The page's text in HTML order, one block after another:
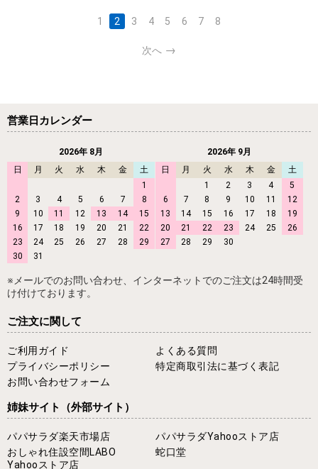
1 2 3 4 5 6 7 8
次へ
営業日カレンダー
2026年 8月
日
月 火 水 木 金
土
1
2
3 4 5 6 7
8
9
10 11 12 13 14
15
16
17 18 19 20 21
22
23
24 25 26 27 28
29
30
31
2026年 9月
日
月 火 水 木 金
土
1
2 3 4
5
6
7 8 9 10 11
12
13
14 15 16 17 18
19
20
21 22 23 24 25
26
27
28 29 30
※メールでのお問い合わせ、インターネットでのご注文は24時間受
け付けております。
ご注文に関して
ご利用ガイド
よくある質問
プライバシーポリシー
特定商取引法に基づく表記
お問い合わせフォーム
姉妹サイト （外部サイト）
パパサラダ楽天市場店
パパサラダYahooストア店
おしゃれ住設空間LABO
Yahooストア店
蛇口堂